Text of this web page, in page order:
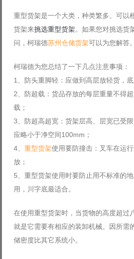
重型货架是一个大类，种类繁多。可以
货架来挑选重型货架。如果您对挑选货
问，柯瑞德苏州仓储货架可以为您解答。
柯瑞德为您总结了一下几点注意事项：
1、防头重脚轻：应做到高层放轻货，
2、防超载：货品存放的每层重量不得
载；
3、防超高超宽：货架层高、层宽已受
应略小于净空间100mm；
4、 重型货架使用要防撞击：叉车在运
放；
5、重型货架使用时要防止用不标准的
用，川字底最适合。
在使用重型货架时，当货物的高度超过
就是它需要有相应的装卸机械。因所需
储密度比其它系统小。
Forgot your username?